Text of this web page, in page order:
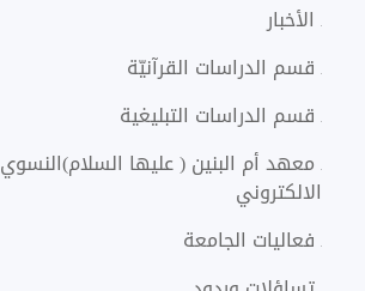
الأخبار
قسم الدراسات القرآنيّة
قسم الدراسات التبليغية
معهد أم البنين ( عليها السلام)النسوي
الالكتروني
فعاليات الجامعة